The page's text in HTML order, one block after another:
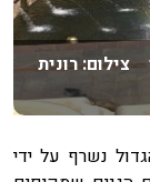
צילום: רונית
נשרף על ידי